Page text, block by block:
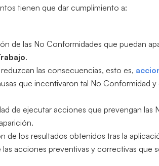
tienen que dar cumplimiento a:
de las No Conformidades que puedan
.
las consecuencias, esto es,
que incentivaron tal No Conformidad
de ejecutar acciones que prevengan
de los resultados obtenidos tras la
acciones preventivas y correctivas que